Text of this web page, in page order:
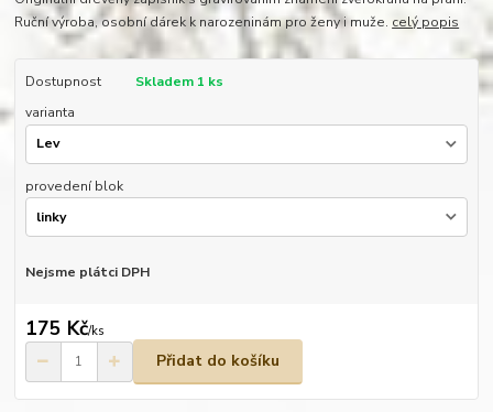
Ruční výroba, osobní dárek k narozeninám pro ženy i muže. celý popis
Dostupnost
Skladem 1 ks
varianta
provedení blok
Nejsme plátci DPH
175 Kč/ks
Přidat do košíku